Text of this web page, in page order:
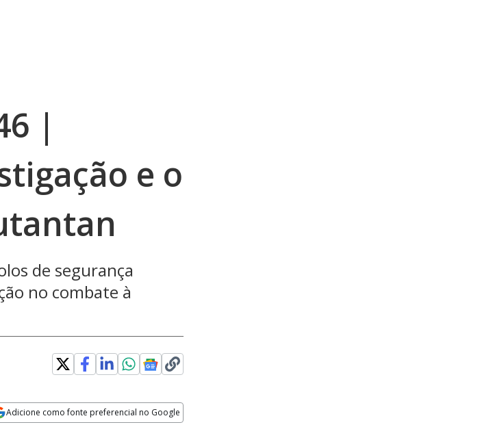
|
e o
de segurança
no combate à
Adicione como fonte preferencial no Google
Velocidade